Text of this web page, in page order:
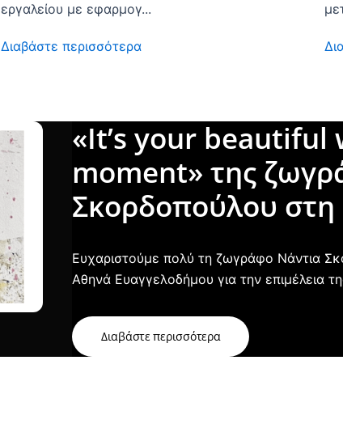
εργαλείου με εφαρμογ...
Διαβάστε περισσότερα
«It’s your
moment» της
Σκορδοπούλου στη
Ευχαριστούμε πολύ τη ζωγράφο Νάντια
Αθηνά Ευαγγελοδήμου για την επιμέλεια
Διαβάστε περισσότερα